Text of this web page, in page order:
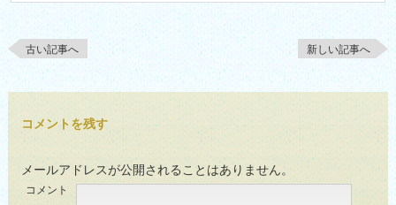
古い記事へ 新しい記事へ
コメントを残す
メールアドレスが公開されることはありません。
コメント